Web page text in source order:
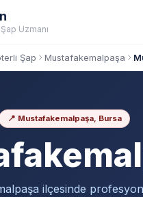
Uzmanı
Şap Mustafakemalpaşa
📍 Mustafakemalpaşa, Bursa
ilçesinde